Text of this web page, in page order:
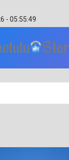
- 05:55:49